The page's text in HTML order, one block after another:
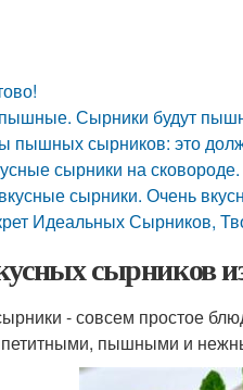
Сырники будут
пышных сырников: это
сырники на
сырники. Очень
Идеальных Сырников,
сырников
- совсем простое
пышными и